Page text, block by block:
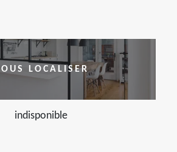
LOCALISER
indisponible